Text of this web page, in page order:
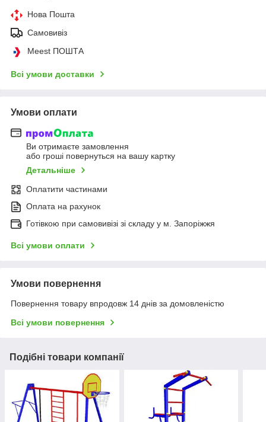
Нова Пошта
Самовивіз
Meest ПОШТА
Всі умови доставки
Умови оплати
Ви отримаєте замовлення
або гроші повернуться на вашу картку
Детальніше
Оплатити частинами
Оплата на рахунок
Готівкою при самовивізі зі складу у м. Запоріжжя
Всі умови оплати
Умови повернення
Повернення товару впродовж 14 днів за домовленістю
Всі умови повернення
Подібні товари компанії